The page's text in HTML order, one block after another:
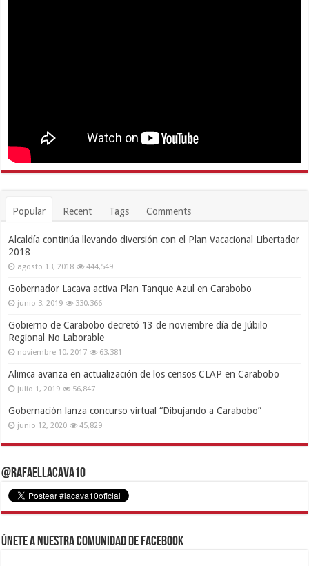
Popular Recent Tags Comments
Alcaldía continúa llevando diversión con el Plan Vacacional Libertador
2018
agosto 13, 2018 444,549
Gobernador Lacava activa Plan Tanque Azul en Carabobo
junio 3, 2019 330,366
Gobierno de Carabobo decretó 13 de noviembre día de Júbilo
Regional No Laborable
noviembre 10, 2017 63,381
Alimca avanza en actualización de los censos CLAP en Carabobo
julio 1, 2019 56,847
Gobernación lanza concurso virtual “Dibujando a Carabobo”
junio 12, 2020 45,829
@RafaelLacava10
Únete a nuestra comunidad de Facebook